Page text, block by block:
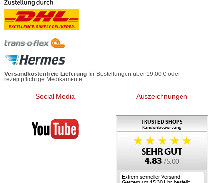
Versandkostenfreie Lieferung für Bestellungen über 19,00 € oder
rezeptpflichtige Medikamente.
Social Media
Mediherz
Auszeichnungen